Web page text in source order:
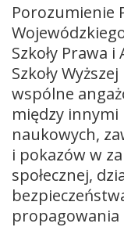
Porozumienie
Szkoły Prawa
Szkoły
wspólne
między
naukowych,
i pokazów w
społecznej,